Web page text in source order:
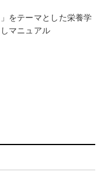
をテーマとした栄養学
マニュアル